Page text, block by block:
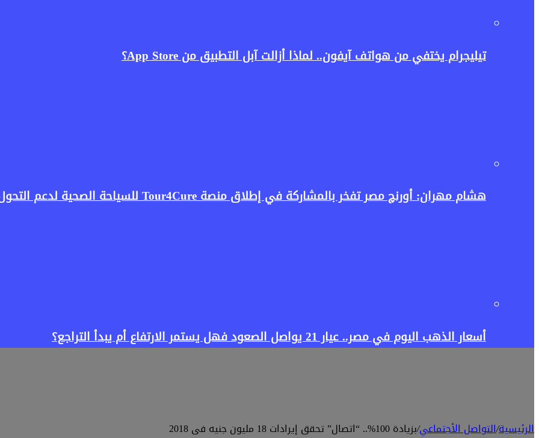
تيليجرام يختفي من هواتف آيفون.. لماذا أزالت آبل التطبيق من App Store؟
هشام مهران: أورنچ مصر تفخر بالمشاركة في إطلاق منصة Tour4Cure للسياحة الصحية لدعم التحول الرقمي
أسعار الذهب اليوم في مصر.. عيار 21 يواصل الصعود فهل يستمر الارتفاع أم يبدأ التراجع؟
الرئيسية/التواصل الأجتماعي/بزيادة 100%.. “اتصال” تحقق إيرادات 18 مليون جنيه فى 2018